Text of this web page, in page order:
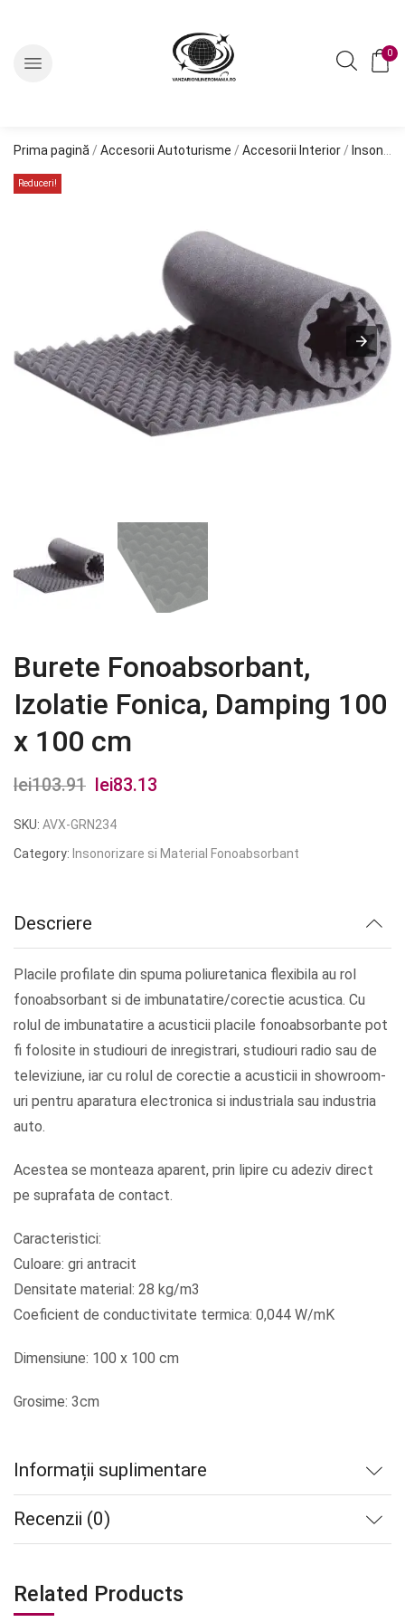
0
Prima pagină / Accesorii Autoturisme / Accesorii Interior / Insonorizare si Material Fonoabsorbant
Reduceri!
Burete Fonoabsorbant,
Izolatie Fonica, Damping 100
x 100 cm
lei103.91
Prețul
inițial
a
lei83.13
este:
SKU: AVX-GRN234
Category: Insonorizare si Material Fonoabsorbant
Descriere
Placile profilate din spuma poliuretanica flexibila au rol
fonoabsorbant si de imbunatatire/corectie acustica. Cu
rolul de imbunatatire a acusticii placile fonoabsorbante pot
fi folosite in studiouri de inregistrari, studiouri radio sau de
televiziune, iar cu rolul de corectie a acusticii in showroom-
uri pentru aparatura electronica si industriala sau industria
auto.
Acestea se monteaza aparent, prin lipire cu adeziv direct
pe suprafata de contact.
Caracteristici:
Culoare: gri antracit
Densitate material: 28 kg/m3
Coeficient de conductivitate termica: 0,044 W/mK
Dimensiune: 100 x 100 cm
Grosime: 3cm
Informații suplimentare
Recenzii (0)
Related Products